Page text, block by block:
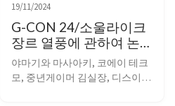
19/11/2024
G-CON 24/소울라이크
장르 열풍에 관하여 논
하다
야마기와 마사아키, 코에이 테크
모, 중년게이머 김실장, 디스이즈